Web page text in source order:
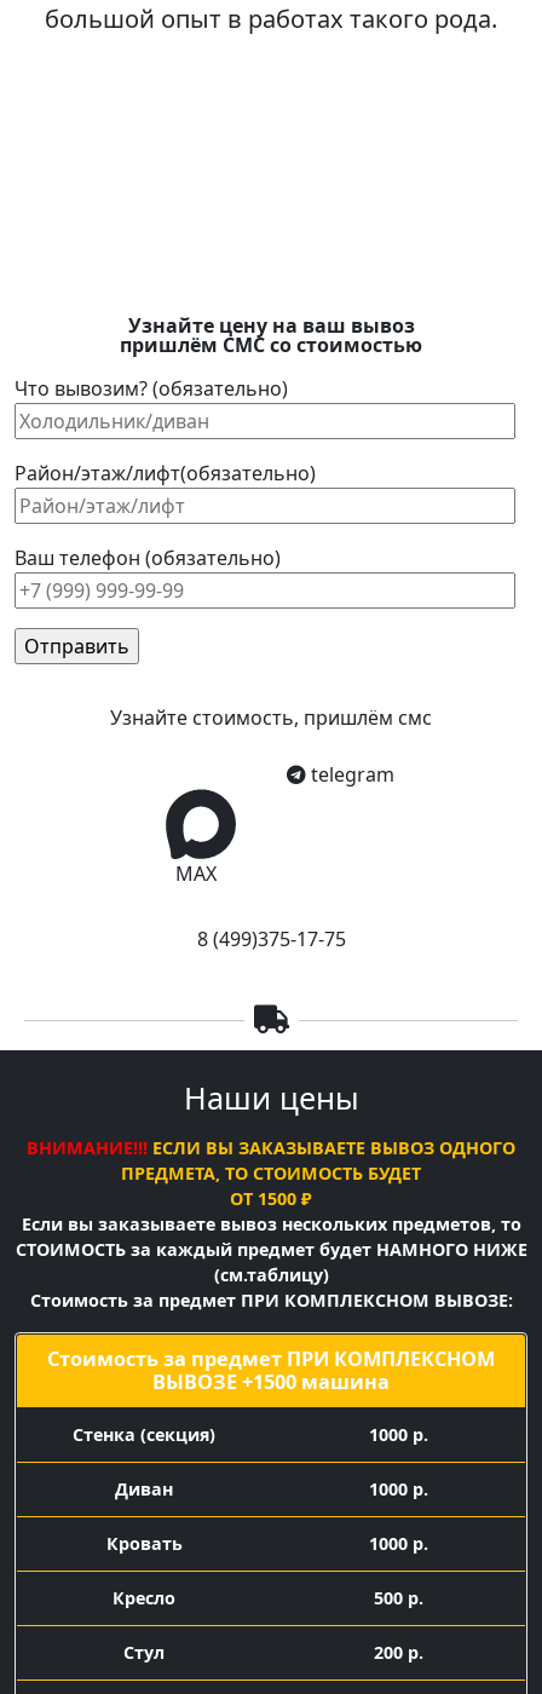
большой опыт в работах такого рода.
Узнайте цену на ваш вывоз
пришлём СМС со стоимостью
Что вывозим? (обязательно)
Район/этаж/лифт(обязательно)
Ваш телефон (обязательно)
Узнайте стоимость, пришлём смс
MAX
telegram
8 (499)375-17-75
Наши цены
ВНИМАНИЕ!!! ЕСЛИ ВЫ ЗАКАЗЫВАЕТЕ ВЫВОЗ ОДНОГО
ПРЕДМЕТА, ТО СТОИМОСТЬ БУДЕТ
ОТ 1500 ₽
Если вы заказываете вывоз нескольких предметов, то
СТОИМОСТЬ за каждый предмет будет НАМНОГО НИЖЕ
(см.таблицу)
Стоимость за предмет ПРИ КОМПЛЕКСНОМ ВЫВОЗЕ:
Стоимость за предмет ПРИ КОМПЛЕКСНОМ
ВЫВОЗЕ +1500 машина
Cтенка (секция) 1000 р.
Диван 1000 р.
Кровать 1000 р.
Кресло 500 р.
Стул 200 р.